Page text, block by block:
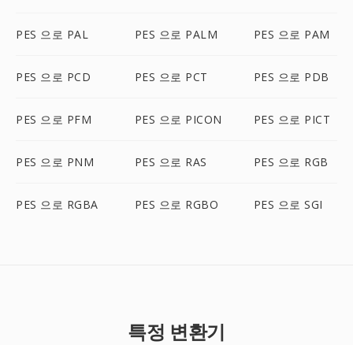
PES 으로 PAL PES 으로 PALM PES 으로 PAM
PES 으로 PCD PES 으로 PCT PES 으로 PDB
PES 으로 PFM PES 으로 PICON PES 으로 PICT
PES 으로 PNM PES 으로 RAS PES 으로 RGB
PES 으로 RGBA PES 으로 RGBO PES 으로 SGI
특정 변환기